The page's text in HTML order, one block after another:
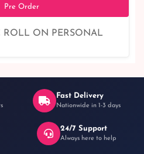
Pre Order
ROLL ON PERSONAL
(INDIAN) - 8ML - Price
Fast Delivery
Nationwide in 1-3 days
24/7 Support
Always here to help